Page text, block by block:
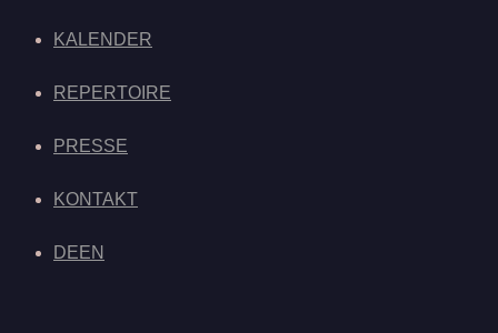
KALENDER
REPERTOIRE
PRESSE
KONTAKT
DEEN